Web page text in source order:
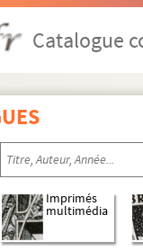
Catalogue
Imprimés
multimédia
qu'une porte soit
un homme :
?... ou elle ?... :
Lucien Mariet. IL
: pièce en 3 actes. 1928
glorieuses : pièce
marrakchi.